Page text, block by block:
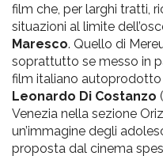
film che, per larghi tratti,
situazioni al limite
Maresco. Quello di
soprattutto se messo in
film italiano
Leonardo Di Costanzo
Venezia nella sezione
un’immagine degli
proposta dal cinema